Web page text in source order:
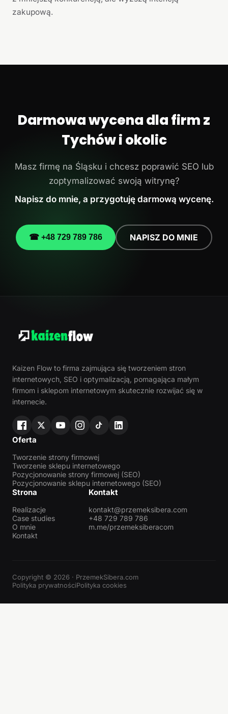
zakupową.
Darmowa wycena dla firm z
Tychów i okolic
Masz firmę na Śląsku i chcesz poprawić SEO lub
zoptymalizować swoją witrynę?
Napisz do mnie, a przygotuję darmową wycenę.
☎ +48 729 789 786 NAPISZ DO MNIE
Kaizen Flow to firma zajmująca się tworzeniem stron
internetowych, SEO i optymalizacją, pomagająca małym
firmom i sklepom internetowym skutecznie rozwijać się w
internecie.
Oferta
Tworzenie strony firmowej
Tworzenie sklepu internetowego
Pozycjonowanie strony firmowej (SEO)
Pozycjonowanie sklepu internetowego (SEO)
Strona
Realizacje
Case studies
O mnie
Kontakt
Kontakt
kontakt@przemeksibera.com
+48 729 789 786
m.me/przemeksiberacom
Copyright © 2026 · PrzemekSibera.com
Polityka prywatnościPolityka cookies